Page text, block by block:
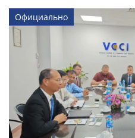
Официально